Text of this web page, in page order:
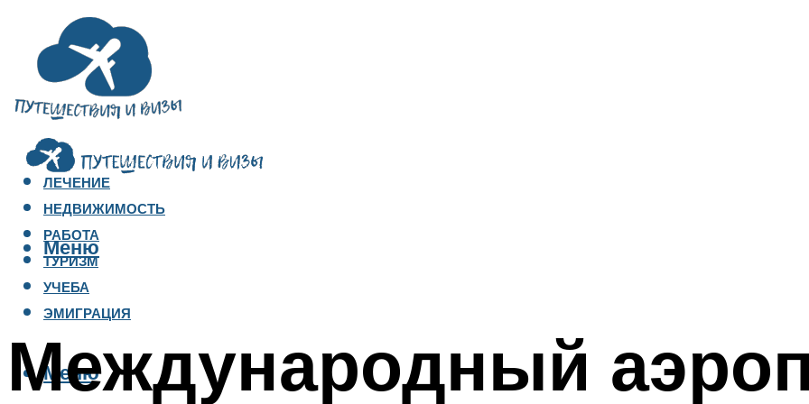
ЛЕЧЕНИЕ
НЕДВИЖИМОСТЬ
РАБОТА
ТУРИЗМ
УЧЕБА
ЭМИГРАЦИЯ
Меню
Меню
Международный